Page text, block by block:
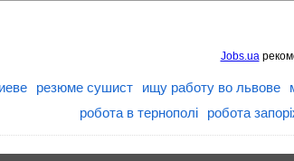
Jobs.ua
резюме сушист ищу работу во львове
робота в тернополі
робота